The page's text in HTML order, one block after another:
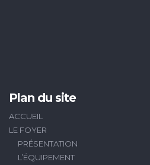
Plan du site
ACCUEIL
LE FOYER
PRÉSENTATION
L’ÉQUIPEMENT